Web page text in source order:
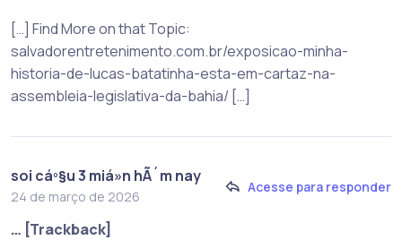
[…] Find More on that Topic:
salvadorentretenimento.com.br/exposicao-minha-
historia-de-lucas-batatinha-esta-em-cartaz-na-
assembleia-legislativa-da-bahia/ […]
soi cáº§u 3 miá»n hÃ´m nay
24 de março de 2026
Acesse para responder
… [Trackback]